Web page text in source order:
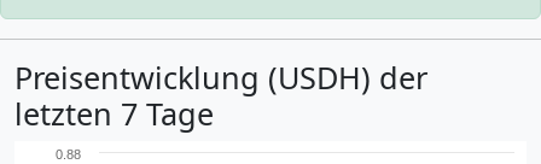
Preisentwicklung (USDH) der
letzten 7 Tage
0.88